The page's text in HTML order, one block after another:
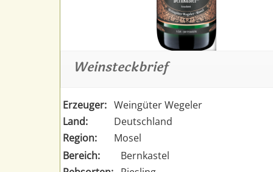
Weinsteckbrief
Erzeuger: Weingüter Wegeler
Land:
Deutschland
Region:
Mosel
Bereich:
Bernkastel